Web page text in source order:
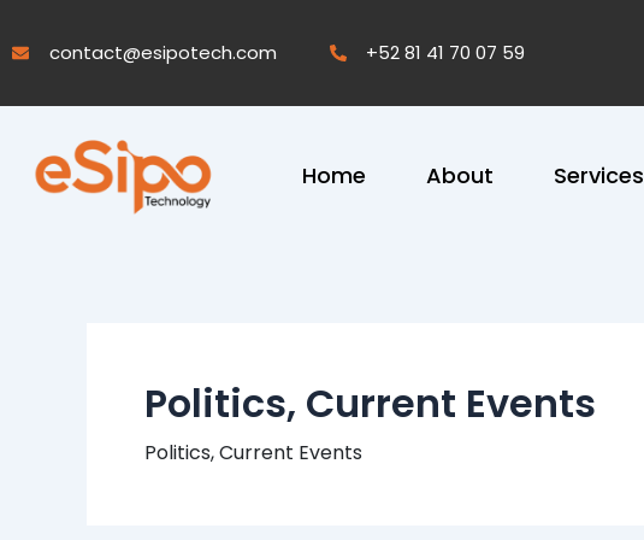
to
contact@esipotech.com +52 81 41 70 07 59
Home About Services
Politics, Current Events
Politics, Current Events